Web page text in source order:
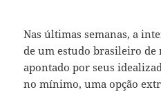
Nas últimas semanas, a
de um estudo brasileiro de
apontado por seus
no mínimo, uma opção